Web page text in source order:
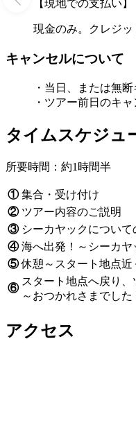
【現地での支払い】
現金のみ。クレジ
キャンセルについて
・当日、または無
・ツアー前日のキ
タイムスケジュ
所要時間：約1時間半
① 集合・受け付け
② ツアー内容のご説明
③ シーカヤックについて
④ 海へ出発！～シーカヤ
⑤ 休憩～スタート地点
⑥
スタート地点へ戻り、
～おつかれさまでした
アクセス